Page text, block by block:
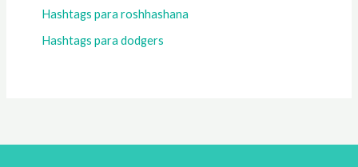
Hashtags para roshhashana
Hashtags para dodgers